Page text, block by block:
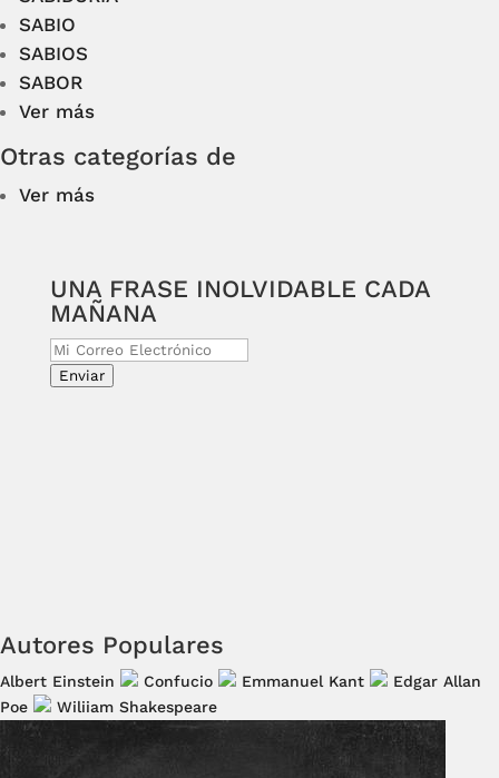
SABIO
SABIOS
SABOR
Ver más
Otras categorías de
Ver más
UNA FRASE INOLVIDABLE CADA
MAÑANA
Enviar
Autores Populares
Albert Einstein Confucio Emmanuel Kant
Edgar Allan
Poe
Wiliiam Shakespeare